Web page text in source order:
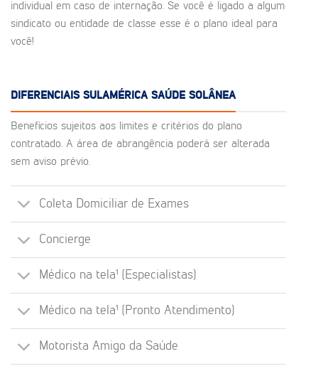
individual em caso de internação. Se você é ligado a algum
sindicato ou entidade de classe esse é o plano ideal para
você!
DIFERENCIAIS SULAMÉRICA SAÚDE SOLÂNEA
Benefícios sujeitos aos limites e critérios do plano
contratado. A área de abrangência poderá ser alterada
sem aviso prévio.
Coleta Domiciliar de Exames
Concierge
Médico na tela¹ (Especialistas)
Médico na tela¹ (Pronto Atendimento)
Motorista Amigo da Saúde